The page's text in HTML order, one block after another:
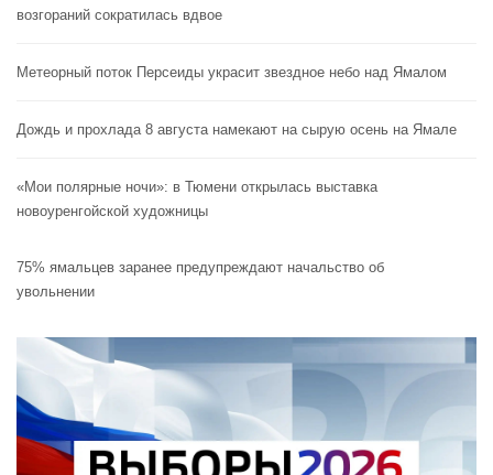
возгораний сократилась вдвое
Метеорный поток Персеиды украсит звездное небо над Ямалом
Дождь и прохлада 8 августа намекают на сырую осень на Ямале
«Мои полярные ночи»: в Тюмени открылась выставка
новоуренгойской художницы
75% ямальцев заранее предупреждают начальство об
увольнении